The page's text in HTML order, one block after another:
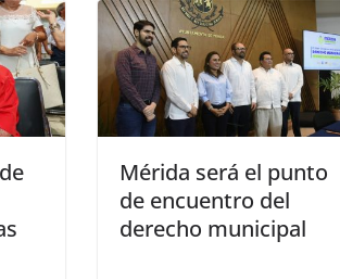
Mérida será el punto
de encuentro del
derecho municipal